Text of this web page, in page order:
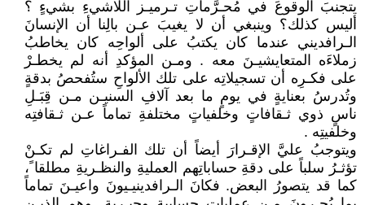
يتجنبَ الوقوعَ في مُحـرَّماتِ تـرميـز اللاشيءِ بشيءٍ ؟
أليس كذلك؟ وينبغي أن لا يغيبَ عـن بالِنا أن الإنسانَ
الـرافديني عندما كان يكتبُ على ألواحِه كان يخاطبُ
زملاءَه المتعايشيـنَ معه . ومـن المؤكدِ أنه لم يخطـرْ
على فكـرِه أن تسجيلاتِه على تلك الألواحِ ستُفحصُ بدقةٍ
وتُدرسُ بعنايةٍ في يومٍ ما بعد آلافِ السنيـن مـن قِبَـلِ
ناسٍ ذوي ثـقافاتٍ وخلفياتٍ مختلفةِ تماماً عـن ثـقافتِه
وخلفيتِه .
ويتوجبُ عليَّ الإقـرارَ أيضاً أن تلك الفـراغاتِ لم تكـنْ
تؤثـرُ سلباً على دقةِ حساباتِهم العمليةِ والنظـريةِ مطلقا ً،
كما قد يتصورُ البعض. فكانَ الـرافدينيـيونَ واعيـنَ تماماً